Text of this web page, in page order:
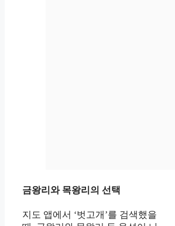
금왕리와 목왕리의 선택
지도 앱에서 ‘벗고개’를 검색했을